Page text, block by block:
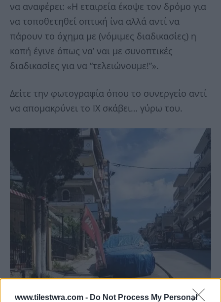
www.tilestwra.com - Do Not Process My Personal
να αναφέρει: «Η εταιρεία έκοψε τον δρόμο για
να τοποθετηθεί οπτική ίνα αλλά αντί να
πάρουν το όχημα με (νόμιμες διαδικασίες) η
κοπή έγινε όπως να’ ναι με συνοπτικές
διαδικασίες για να “τελειώνουμε!”».
Δείτε την φωτογραφία όπου το συνεργείο αντί
να απομακρύνει το ΙΧ σκάβει… γύρω του.